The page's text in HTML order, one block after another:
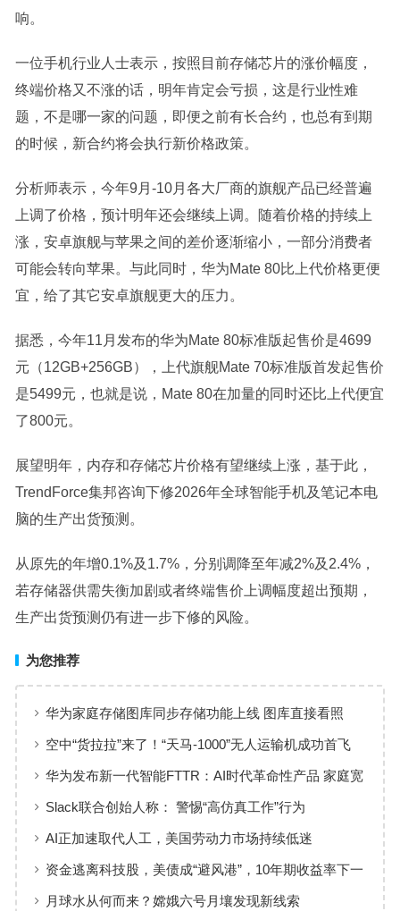
响。
一位手机行业人士表示，按照目前存储芯片的涨价幅度，
终端价格又不涨的话，明年肯定会亏损，这是行业性难
题，不是哪一家的问题，即便之前有长合约，也总有到期
的时候，新合约将会执行新价格政策。
分析师表示，今年9月-10月各大厂商的旗舰产品已经普遍
上调了价格，预计明年还会继续上调。随着价格的持续上
涨，安卓旗舰与苹果之间的差价逐渐缩小，一部分消费者
可能会转向苹果。与此同时，华为Mate 80比上代价格更便
宜，给了其它安卓旗舰更大的压力。
据悉，今年11月发布的华为Mate 80标准版起售价是4699
元（12GB+256GB），上代旗舰Mate 70标准版首发起售价
是5499元，也就是说，Mate 80在加量的同时还比上代便宜
了800元。
展望明年，内存和存储芯片价格有望继续上涨，基于此，
TrendForce集邦咨询下修2026年全球智能手机及笔记本电
脑的生产出货预测。
从原先的年增0.1%及1.7%，分别调降至年减2%及2.4%，
若存储器供需失衡加剧或者终端售价上调幅度超出预期，
生产出货预测仍有进一步下修的风险。
为您推荐
华为家庭存储图库同步存储功能上线 图库直接看照
片、视频
空中“货拉拉”来了！“天马-1000”无人运输机成功首飞
华为发布新一代智能FTTR：AI时代革命性产品 家庭宽
带变智能体
Slack联合创始人称： 警惕“高仿真工作”行为
AI正加速取代人工，美国劳动力市场持续低迷
资金逃离科技股，美债成“避风港”，10年期收益率下一
步迈向3.5%？
月球水从何而来？嫦娥六号月壤发现新线索